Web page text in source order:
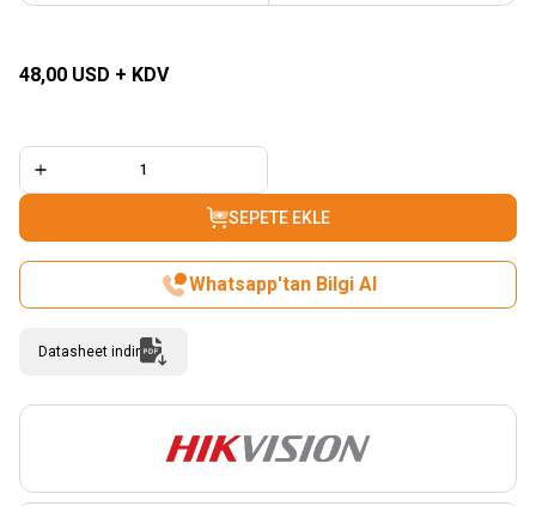
48,00 USD + KDV
SEPETE EKLE
Whatsapp'tan Bilgi Al
Datasheet indir